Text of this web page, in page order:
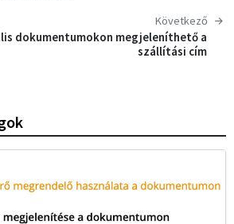
Következő
dokumentumokon megjeleníthető a
szállítási cím